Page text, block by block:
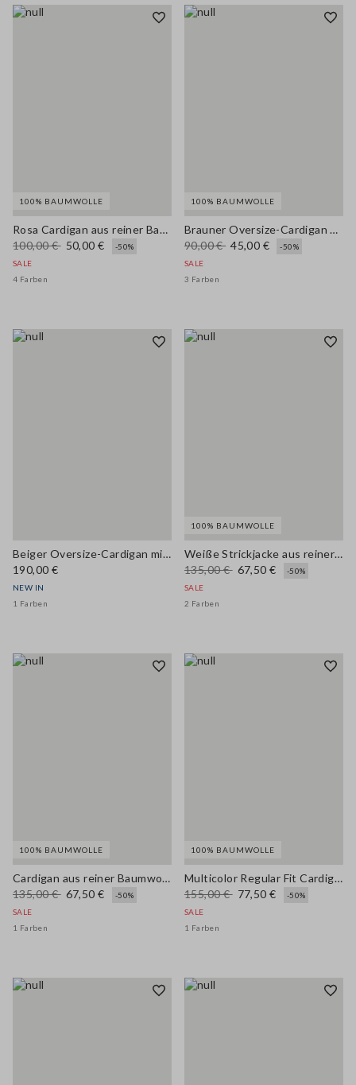
100% BAUMWOLLE
Rosa Cardigan aus reiner Baumwolle im Regular Fit mit Knöpfen
100,00 € 50,00 €
-50%
SALE
4 Farben
100% BAUMWOLLE
Brauner Oversize-Cardigan aus reiner Baumwolle
90,00 € 45,00 €
-50%
SALE
3 Farben
Beiger Oversize-Cardigan mit Rundhalsausschnitt aus Woll- und Kaschmirmix
190,00 €
NEW IN
1 Farben
100% BAUMWOLLE
Weiße Strickjacke aus reiner Baumwolle, Regular Fit mit Knöpfen
135,00 € 67,50 €
-50%
SALE
2 Farben
100% BAUMWOLLE
Cardigan aus reiner Baumwolle mit mehrfarbigen Streifen - Regular Fit
135,00 € 67,50 €
-50%
SALE
1 Farben
100% BAUMWOLLE
Multicolor Regular Fit Cardigan aus reiner Baumwolle mit geflochtenem Gürtel
155,00 € 77,50 €
-50%
SALE
1 Farben